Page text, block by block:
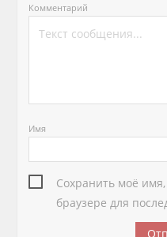
Комментарий
Имя
Сохранить моё
браузере для